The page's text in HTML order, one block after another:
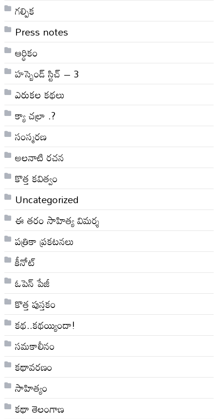
గల్పిక
Press notes
ఆర్ధికం
హస్బెండ్ స్టిచ్ – 3
ఎరుకల కథలు
క్యా చల్రా .?
సంస్మరణ
అలనాటి రచన
కొత్త కవిత్వం
Uncategorized
ఈ తరం సాహిత్య విమర్శ
పత్రికా ప్రకటనలు
కీనోట్
ఓపెన్ పేజీ
కొత్త పుస్తకం
కథ..కథయ్యిందా!
సమకాలీనం
కథావరణం
సాహిత్యం
కథా తెలంగాణ